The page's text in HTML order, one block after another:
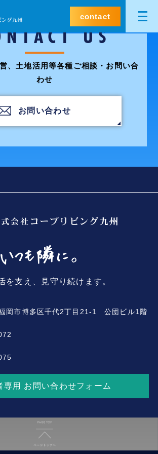
contact
US
、土地活用等各種ご相談・お問い合
わせ
お問い合わせ
を支え、見守り続けます。
岡市博多区千代2丁目21-1 公団ビル1階
専用 お問い合わせフォーム